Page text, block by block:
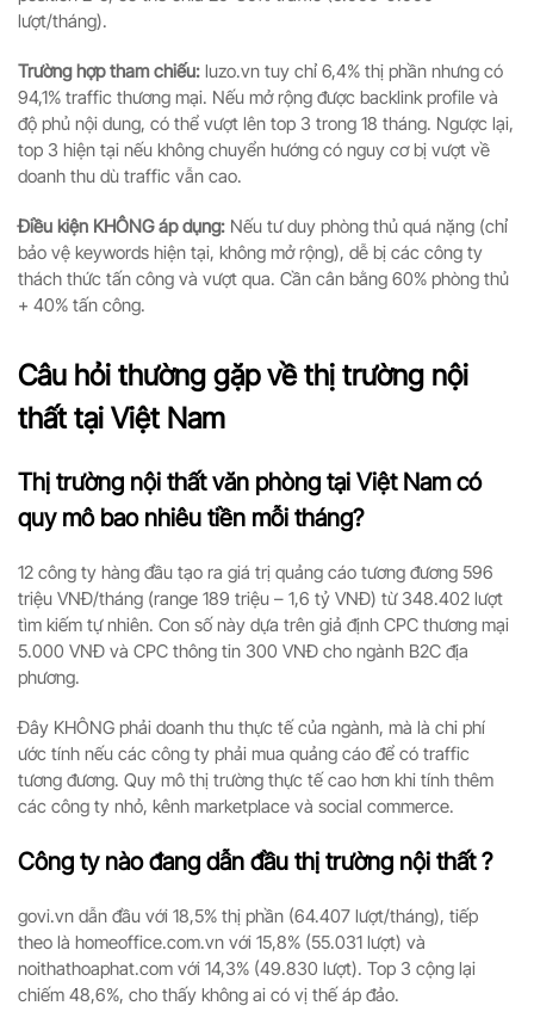
lượt/tháng).
Trường hợp tham chiếu: luzo.vn tuy chỉ 6,4% thị phần nhưng có
94,1% traffic thương mại. Nếu mở rộng được backlink profile và
độ phủ nội dung, có thể vượt lên top 3 trong 18 tháng. Ngược lại,
top 3 hiện tại nếu không chuyển hướng có nguy cơ bị vượt về
doanh thu dù traffic vẫn cao.
Điều kiện KHÔNG áp dụng: Nếu tư duy phòng thủ quá nặng (chỉ
bảo vệ keywords hiện tại, không mở rộng), dễ bị các công ty
thách thức tấn công và vượt qua. Cần cân bằng 60% phòng thủ
+ 40% tấn công.
Câu hỏi thường gặp về thị trường nội
thất tại Việt Nam
Thị trường nội thất văn phòng tại Việt Nam có
quy mô bao nhiêu tiền mỗi tháng?
12 công ty hàng đầu tạo ra giá trị quảng cáo tương đương 596
triệu VNĐ/tháng (range 189 triệu – 1,6 tỷ VNĐ) từ 348.402 lượt
tìm kiếm tự nhiên. Con số này dựa trên giả định CPC thương mại
5.000 VNĐ và CPC thông tin 300 VNĐ cho ngành B2C địa
phương.
Đây KHÔNG phải doanh thu thực tế của ngành, mà là chi phí
ước tính nếu các công ty phải mua quảng cáo để có traffic
tương đương. Quy mô thị trường thực tế cao hơn khi tính thêm
các công ty nhỏ, kênh marketplace và social commerce.
Công ty nào đang dẫn đầu thị trường nội thất ?
govi.vn dẫn đầu với 18,5% thị phần (64.407 lượt/tháng), tiếp
theo là homeoffice.com.vn với 15,8% (55.031 lượt) và
noithathoaphat.com với 14,3% (49.830 lượt). Top 3 cộng lại
chiếm 48,6%, cho thấy không ai có vị thế áp đảo.